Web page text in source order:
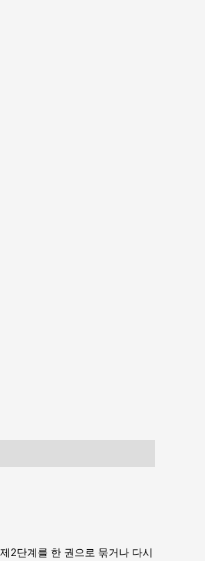
2단계를 한 권으로 묶거나 다시